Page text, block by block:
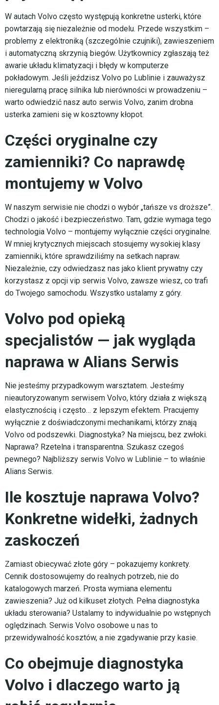
W autach Volvo często występują konkretne usterki, które
powtarzają się niezależnie od modelu. Przede wszystkim –
problemy z elektroniką (szczególnie czujniki), zawieszeniem
i automatyczną skrzynią biegów. Użytkownicy zgłaszają też
awarie układu klimatyzacji i błędy w komputerze
pokładowym. Jeśli jeździsz Volvo po Lublinie i zauważysz
nieregularną pracę silnika lub nierówności w prowadzeniu –
warto odwiedzić nasz auto serwis Volvo, zanim drobna
usterka zamieni się w kosztowny kłopot.
Części oryginalne czy
zamienniki? Co naprawdę
montujemy w Volvo
W naszym serwisie nie chodzi o wybór „tańsze vs droższe”.
Chodzi o jakość i bezpieczeństwo. Tam, gdzie wymaga tego
technologia Volvo – montujemy wyłącznie części oryginalne.
W mniej krytycznych miejscach stosujemy wysokiej klasy
zamienniki, które sprawdziliśmy na setkach napraw.
Niezależnie, czy odwiedzasz nas jako klient prywatny czy
korzystasz z opcji vip serwis Volvo, zawsze wiesz, co trafi
do Twojego samochodu. Wszystko ustalamy z góry.
Volvo pod opieką
specjalistów — jak wygląda
naprawa w Alians Serwis
Nie jesteśmy przypadkowym warsztatem. Jesteśmy
nieautoryzowanym serwisem Volvo, który działa z większą
elastycznością i często… z lepszym efektem. Pracujemy
wyłącznie z doświadczonymi mechanikami, którzy znają
Volvo od podszewki. Diagnostyka? Na miejscu, bez zwłoki.
Naprawa? Rzetelna i transparentna. Szukasz czegoś
pewnego? Najbliższy serwis Volvo w Lublinie – to właśnie
Alians Serwis.
Ile kosztuje naprawa Volvo?
Konkretne widełki, żadnych
zaskoczeń
Zamiast obiecywać złote góry – pokazujemy konkrety.
Cennik dostosowujemy do realnych potrzeb, nie do
katalogowych marzeń. Prosta wymiana elementu
zawieszenia? Już od kilkuset złotych. Pełna diagnostyka
układu sterowania? Ustalamy to indywidualnie po wstępnych
oględzinach. Serwis Volvo osobowe u nas to
przewidywalność kosztów, a nie zgadywanie przy kasie.
Co obejmuje diagnostyka
Volvo i dlaczego warto ją